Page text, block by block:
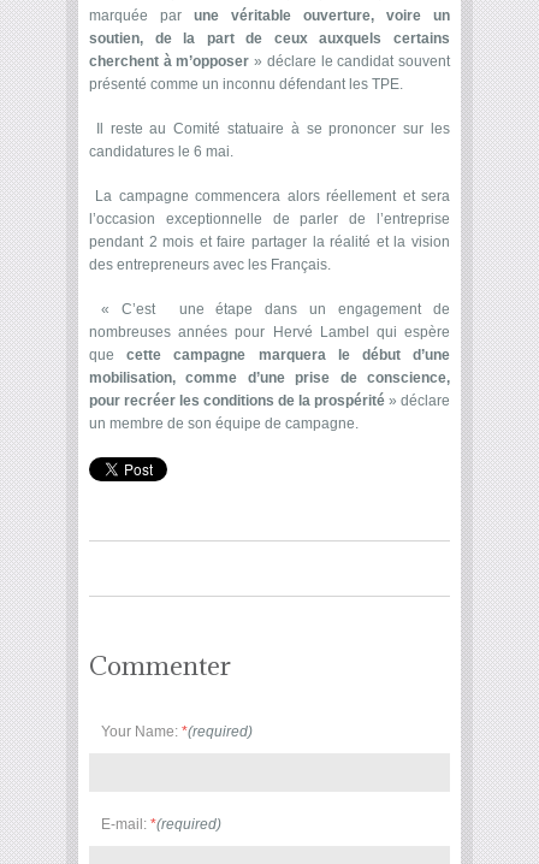
marquée par une véritable ouverture, voire un
soutien, de la part de ceux auxquels certains
cherchent à m’opposer » déclare le candidat souvent
présenté comme un inconnu défendant les TPE.
Il reste au Comité statuaire à se prononcer sur les
candidatures le 6 mai.
La campagne commencera alors réellement et sera
l’occasion exceptionnelle de parler de l’entreprise
pendant 2 mois et faire partager la réalité et la vision
des entrepreneurs avec les Français.
« C’est une étape dans un engagement de
nombreuses années pour Hervé Lambel qui espère
quecette campagne marquera le début d’une
mobilisation, comme d’une prise de conscience,
pour recréer les conditions de la prospérité » déclare
un membre de son équipe de campagne.
Commenter
Your Name: *(required)
E-mail: *(required)